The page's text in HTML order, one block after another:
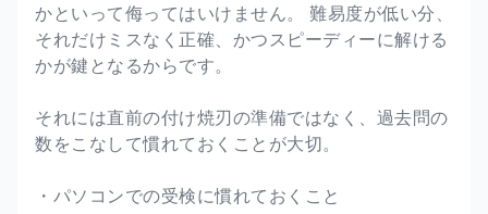
かといって侮ってはいけません。 難易度が低い分、
それだけミスなく正確、かつスピーディーに解ける
かが鍵となるからです。
それには直前の付け焼刃の準備ではなく、過去問の
数をこなして慣れておくことが大切。
・パソコンでの受検に慣れておくこと